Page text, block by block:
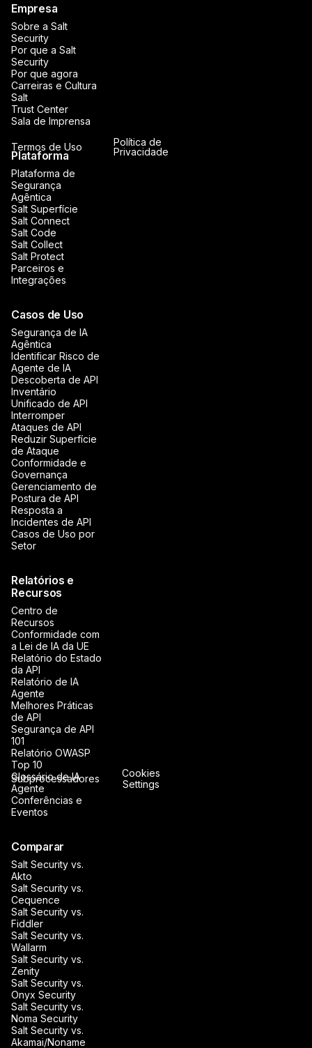
Empresa
Sobre a Salt
Security
Por que a Salt
Security
Por que agora
Carreiras e Cultura
Salt
Trust Center
Sala de Imprensa
Plataforma
Plataforma de
Segurança
Agêntica
Salt Superfície
Salt Connect
Salt Code
Salt Collect
Salt Protect
Parceiros e
Integrações
Casos de Uso
Segurança de IA
Agêntica
Identificar Risco de
Agente de IA
Descoberta de API
Inventário
Unificado de API
Interromper
Ataques de API
Reduzir Superfície
de Ataque
Conformidade e
Governança
Gerenciamento de
Postura de API
Resposta a
Incidentes de API
Casos de Uso por
Setor
Relatórios e
Recursos
Centro de
Recursos
Conformidade com
a Lei de IA da UE
Relatório do Estado
da API
Relatório de IA
Agente
Melhores Práticas
de API
Segurança de API
101
Relatório OWASP
Top 10
Glossário de IA
Agente
Conferências e
Eventos
Comparar
Salt Security vs.
Akto
Salt Security vs.
Cequence
Salt Security vs.
Fiddler
Salt Security vs.
Wallarm
Salt Security vs.
Zenity
Salt Security vs.
Onyx Security
Salt Security vs.
Noma Security
Salt Security vs.
Akamai/Noname
Termos de Uso
Política de
Privacidade
Subprocessadores
Cookies
Settings